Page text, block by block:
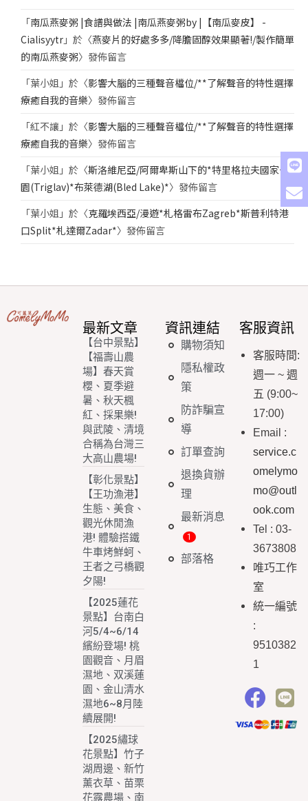
「南瓜燕麥粥 |食譜與做法 |南瓜燕麥粥by |【南瓜麥皮】 -
Cialisyytr 」於〈燕麥片的好處多多/降膽固醇效果顯著!/製作簡單
的南瓜燕麥粥〉發佈留言
「葉小姐 」於〈影響大腦的三種聲音檔位/**了解聲音的特性選擇
療癒自我的音樂〉發佈留言
「紅不讓 」於〈影響大腦的三種聲音檔位/**了解聲音的特性選擇
療癒自我的音樂〉發佈留言
「葉小姐 」於〈斯洛維尼亞/阿爾卑斯山下的*特里格拉夫國家公
園(Triglav)*布萊德湖(Bled Lake)*〉發佈留言
「葉小姐 」於〈克羅埃西亞/漫遊*札格雷布Zagreb*斯普利特港
口Split*札達爾Zadar*〉發佈留言
最新文章
【台中景點】
【福壽山農
場】春天賞
櫻、夏季避
暑、秋天楓
紅、採果樂!
與武陵、清境
合稱為台灣三
大高山農場!
【彰化景點】
【王功漁港】
生態、美食、
觀光休閒漁
港! 體驗搭鐵
牛車烤鮮蚵、
王者之弓橋觀
夕陽!
【2025蓮花
景點】台南白
河5/4~6/14
繽紛登場! 桃
園觀音、月眉
濕地、双溪蓮
園、金山清水
濕地6~8月陸
續展開!
【2025繡球
花景點】竹子
湖周邊、新竹
薰衣草、苗栗
花露農場、南
資訊連結
購物須知
隱私權政
策
防詐騙宣
導
訂單查詢
退換貨辦
理
最新消息
部落格
客服資訊
客服時間:
週一 ~ 週
五 (9:00~
17:00)
Email :
service.c
omelymo
mo@outl
ook.com
Tel : 03-
3673808
唯巧工作
室
統一編號
:
9510382
1